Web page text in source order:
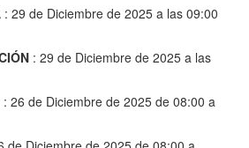
: 29 de Diciembre de 2025 a las 09:00
: 29 de Diciembre de 2025 a las
: 26 de Diciembre de 2025 de 08:00 a